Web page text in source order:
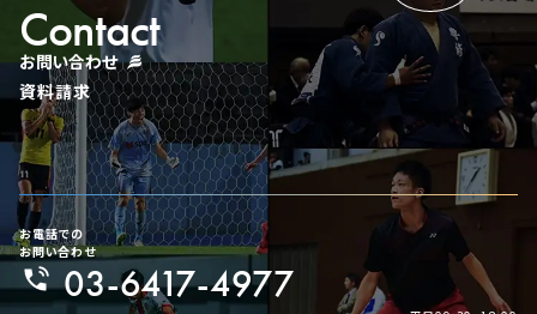
お問い合わせ
Contact
資料請求
お電話での
お問い合わせ
03-6417-4977